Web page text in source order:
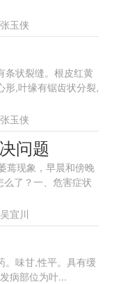
玉侠
条状裂缝。根皮红黄
形,叶缘有锯齿状分裂,
玉侠
问题
蔫现象，早晨和傍晚
了？一、危害症状
宜川
。味甘,性平。具有缓
病部位为叶...